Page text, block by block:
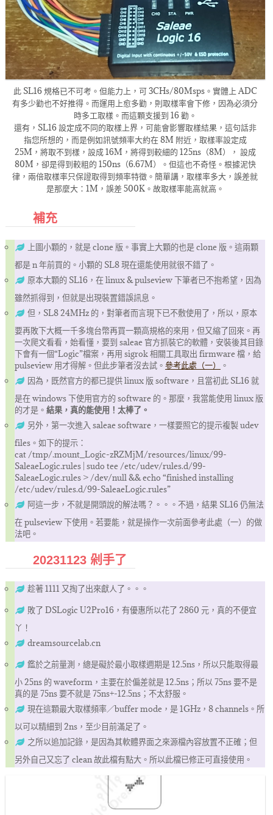
此 SL16 規格已不可考。但能力上，可 3CHs/80Msps。實體上 ADC
有多少勸也不好推得。而運用上愈多勸，則取樣率會下修，因為必須分
時多工取樣。而這顆支援到 16 勸。
還有，SL16 設定成不同的取樣上界，可能會影響取樣結果，這句話非
指您所想的，而是例如訊號頻率大約在 8M 附近，取樣率設定成
25M，將取不到樣，設成 16M，將得到較細的 125ns（8M）， 設成
80M，卻是得到較粗的 150ns（6.67M）。但這也不奇怪。根據泥快
律，兩倍取樣率只保證取得到頻率特徵。簡單講，取樣率多大，誤差就
是那麼大：1M，誤差 500K。故取樣率能高就高。
補充
上圖小顆的，就是 clone 版。事實上大顆的也是 clone 版。這兩顆
都是 n 年前買的。小顆的 SL8 現在還能使用就很不錯了。
原本大顆的 SL16，在 linux & pulseview 下筆者已不抱希望，因為
雖然抓得到，但就是出現裝置錯誤訊息。
但，SL8 24MHz 的，對筆者而言現下已不敷使用了，所以，原本
要再敗下大概一千多塊台幣再買一顆高規格的來用，但又縮了回來。再
一次爬文看看，始看懂，要到 saleae 官方抓裝它的軟體，安裝後其目錄
下會有一個“Logic”檔案，再用 sigrok 相關工具取出 firmware 檔，給
pulseview 用才得解。但此步筆者沒去試。 參考此處（一）
。
因為，既然官方的都已提供 linux 版 software，且當初此 SL16 就
是在 windows 下使用官方的 software 的。那麼，我當能使用 linux 版
的才是。 結果，真的能使用！太棒了。
另外，第一次進入 saleae software，一樣要照它的提示複製 udev
files。如下的提示：
cat /tmp/.mount_Logic-zRZMjM/resources/linux/99-
SaleaeLogic.rules | sudo tee /etc/udev/rules.d/99-
SaleaeLogic.rules > /dev/null && echo “finished installing
/etc/udev/rules.d/99-SaleaeLogic.rules”
阿這一步，不就是開頭說的解法嗎？。。。不過，結果 SL16 仍無法
在 pulseview 下使用。若要能，就是操作一次前面參考此處（一）的做
法吧。
20231123 剁手了
趁著 1111 又掏了出來獻人了。。。
敗了 DSLogic U2Pro16，有優惠所以花了 2860 元，真的不便宜
丫！
dreamsourcelab.cn
鑑於之前量測，總是礙於最小取樣週期是 12.5ns，所以只能取得最
小 25ns 的 waveform，主要在於偏差就是 12.5ns；所以 75ns 要不是
真的是 75ns 要不就是 75ns+-12.5ns；不太舒服。
現在這顆最大取樣頻率／buffer mode，是 1GHz，8 channels。所
以可以精細到 2ns，至少目前滿足了。
之所以追加記錄，是因為其軟體界面之來源檔內容放置不正確；但
另外自己又忘了 clean 故此檔有點大。所以此檔已修正可直接使用。